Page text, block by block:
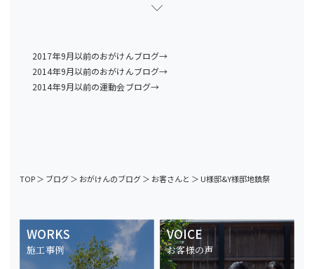
2017年9月以前のおがけんブログ→
2014年9月以前のおがけんブログ→
2014年9月以前の運動会ブログ→
TOP＞ ブログ＞ おがけんのブログ＞ お客さんと ＞ U様邸&Y様邸地鎮祭
WORKS
施工事例
VOICE
お客様の声